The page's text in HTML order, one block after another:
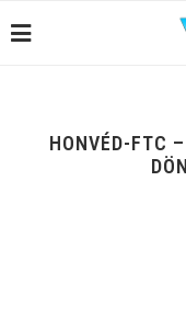
HONVÉD-FTC